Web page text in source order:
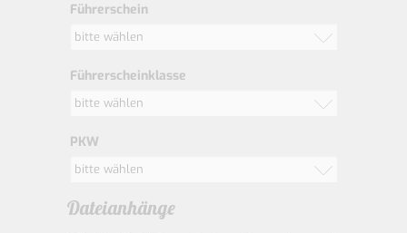
Führerschein
bitte wählen
Führerscheinklasse
bitte wählen
PKW
bitte wählen
Dateianhänge